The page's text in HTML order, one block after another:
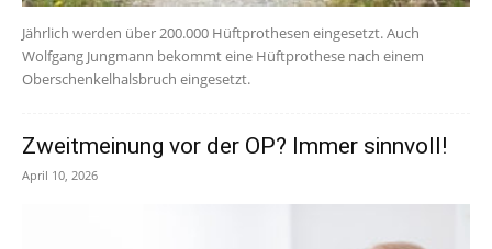
Jährlich werden über 200.000 Hüftprothesen eingesetzt. Auch
Wolfgang Jungmann bekommt eine Hüftprothese nach einem
Oberschenkelhalsbruch eingesetzt.
Zweitmeinung vor der OP? Immer sinnvoll!
April 10, 2026